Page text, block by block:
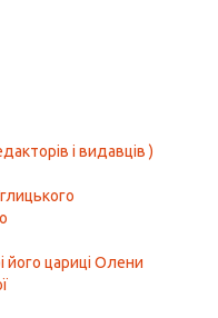
і видавців )
його цариці Олени